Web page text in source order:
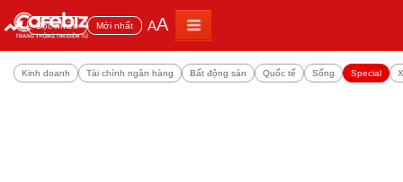
Đọc nhiều Mới nhất AA
Kinh doanh Tài chính ngân hàng Bất động sản Quốc tế Sống Special